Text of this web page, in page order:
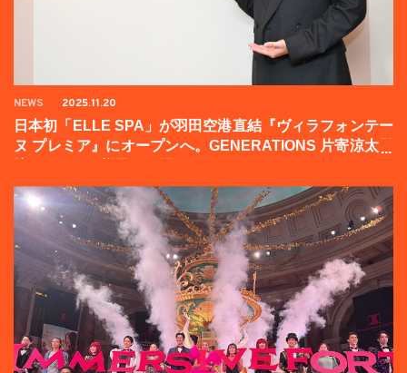
NEWS 2025.11.20
日本初「ELLE SPA」が羽田空港直結『ヴィラフォンテー
ヌ プレミア』にオープンへ。GENERATIONS 片寄涼太登